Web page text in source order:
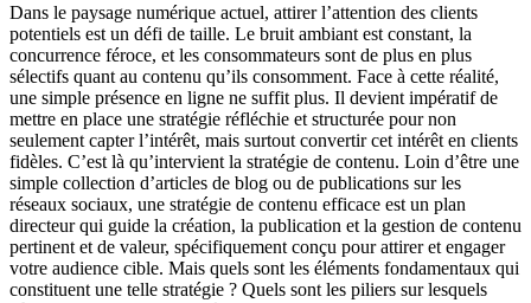
Dans le paysage numérique actuel, attirer l’attention des clients
potentiels est un défi de taille. Le bruit ambiant est constant, la
concurrence féroce, et les consommateurs sont de plus en plus
sélectifs quant au contenu qu’ils consomment. Face à cette réalité,
une simple présence en ligne ne suffit plus. Il devient impératif de
mettre en place une stratégie réfléchie et structurée pour non
seulement capter l’intérêt, mais surtout convertir cet intérêt en clients
fidèles. C’est là qu’intervient la stratégie de contenu. Loin d’être une
simple collection d’articles de blog ou de publications sur les
réseaux sociaux, une stratégie de contenu efficace est un plan
directeur qui guide la création, la publication et la gestion de contenu
pertinent et de valeur, spécifiquement conçu pour attirer et engager
votre audience cible. Mais quels sont les éléments fondamentaux qui
constituent une telle stratégie ? Quels sont les piliers sur lesquels